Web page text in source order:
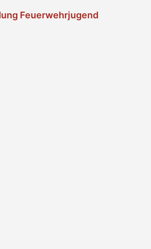
Feuerwehrjugend